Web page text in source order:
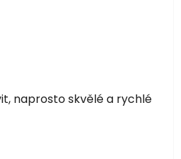
5 z 5 hvězdiček.
5 z 5 hvězdiček.
naprosto skvělé a rychlé